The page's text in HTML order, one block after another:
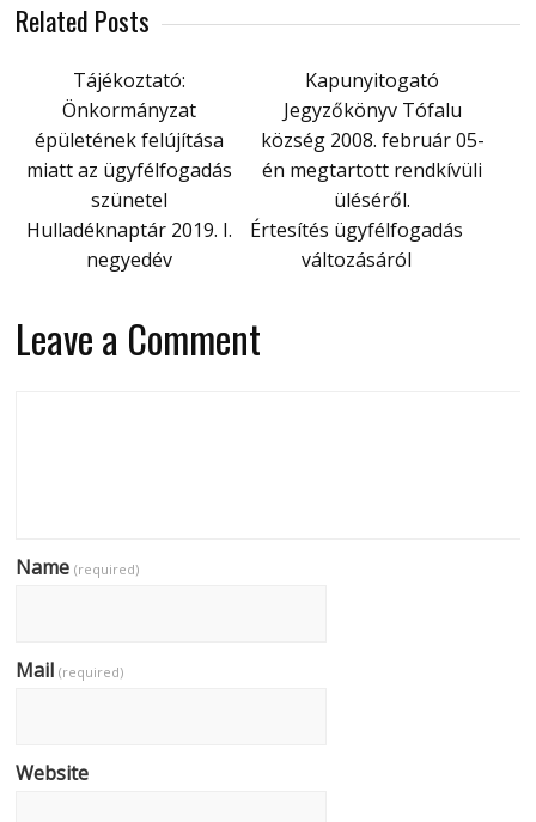
Related Posts
Tájékoztató:
Önkormányzat
épületének felújítása
miatt az ügyfélfogadás
szünetel
Kapunyitogató
Jegyzőkönyv Tófalu
község 2008. február 05-
én megtartott rendkívüli
üléséről.
Hulladéknaptár 2019. I.
negyedév
Értesítés ügyfélfogadás
változásáról
Leave a Comment
Name(required)
Mail(required)
Website